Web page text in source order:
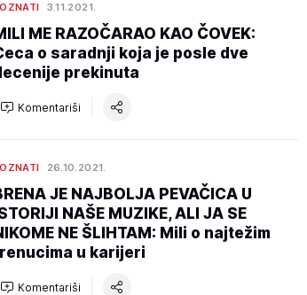
3.11.2021.
ME RAZOČARAO KAO ČOVEK:
o saradnji koja je posle dve
prekinuta
Komentariši
26.10.2021.
JE NAJBOLJA PEVAČICA U
NAŠE MUZIKE, ALI JA SE
NE ŠLIHTAM: Mili o najtežim
u karijeri
Komentariši